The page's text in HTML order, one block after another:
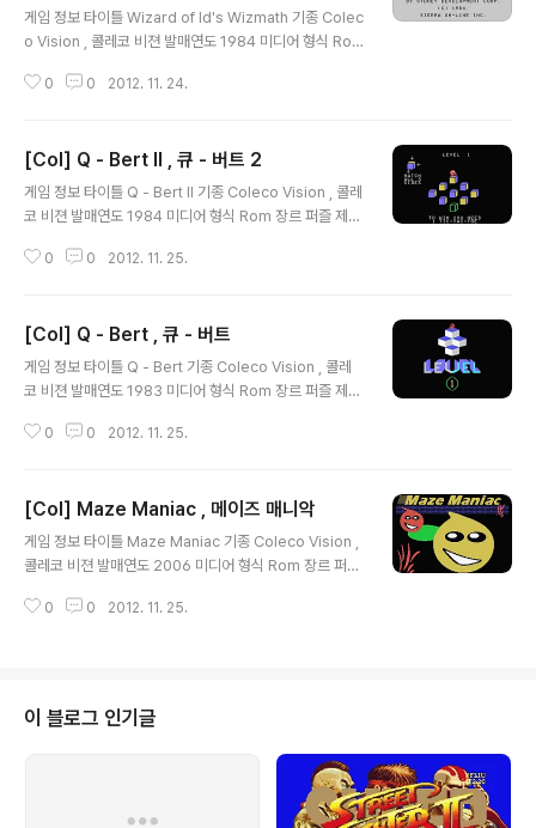
게임 정보 타이틀 Wizard of Id's Wizmath 기종 Colec
o Vision , 콜레코 비젼 발매연도 1984 미디어 형식 Ro
BlueMSX v2.82 스크린샷 그외정보 다운로드 다운 로드
0 0 2012. 11. 24.
[Col] Q - Bert II , 큐 - 버트 2
게임 정보 타이틀 Q - Bert II 기종 Coleco Vision , 콜레
코 비젼 발매연도 1984 미디어 형식 Rom 장르 퍼즐 제
eMSX v2.82 스크린샷 그외정보 다운로드 다운 로드 기
0 0 2012. 11. 25.
[Col] Q - Bert , 큐 - 버트
게임 정보 타이틀 Q - Bert 기종 Coleco Vision , 콜레
코 비젼 발매연도 1983 미디어 형식 Rom 장르 퍼즐 제
eMSX v2.82 스크린샷 그외정보 다운로드 다운 로드 기
0 0 2012. 11. 25.
[Col] Maze Maniac , 메이즈 매니악
게임 정보 타이틀 Maze Maniac 기종 Coleco Vision ,
콜레코 비젼 발매연도 2006 미디어 형식 Rom 장르 퍼즐
v2.5 , BlueMSX v2.82 스크린샷 그외정보 다운로드 다
0 0 2012. 11. 25.
이 블로그 인기글